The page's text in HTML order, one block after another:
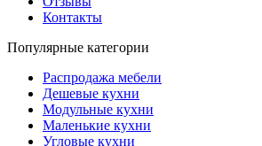
Контакты
Популярные категории
Распродажа мебели
Дешевые кухни
Модульные кухни
Маленькие кухни
Угловые кухни